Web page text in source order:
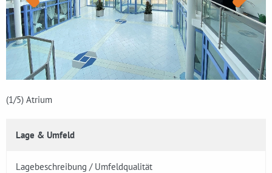
(1/5) Atrium
Lage & Umfeld
Lagebeschreibung / Umfeldqualität